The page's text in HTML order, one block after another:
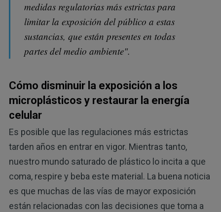
medidas regulatorias más estrictas para
limitar la exposición del público a estas
sustancias, que están presentes en todas
partes del medio ambiente".
Cómo disminuir la exposición a los
microplásticos y restaurar la energía
celular
Es posible que las regulaciones más estrictas
tarden años en entrar en vigor. Mientras tanto,
nuestro mundo saturado de plástico lo incita a que
coma, respire y beba este material. La buena noticia
es que muchas de las vías de mayor exposición
están relacionadas con las decisiones que toma a